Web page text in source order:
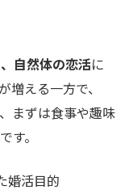
自然体の恋活に
増える一方で、
まずは食事や趣味
す。
婚活目的